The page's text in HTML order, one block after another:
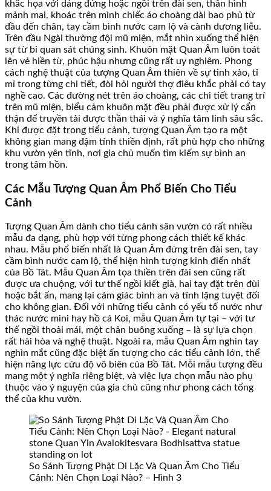
khắc họa với dáng đứng hoặc ngồi trên đài sen, thân hình
mảnh mai, khoác trên mình chiếc áo choàng dài bao phủ từ
đầu đến chân, tay cầm bình nước cam lộ và cành dương liễu.
Trên đầu Ngài thường đội mũ miện, mắt nhìn xuống thể hiện
sự từ bi quan sát chúng sinh. Khuôn mặt Quan Âm luôn toát
lên vẻ hiền từ, phúc hậu nhưng cũng rất uy nghiêm. Phong
cách nghệ thuật của tượng Quan Âm thiên về sự tinh xảo, tỉ
mỉ trong từng chi tiết, đòi hỏi người thợ điêu khắc phải có tay
nghề cao. Các đường nét trên áo choàng, các chi tiết trang trí
trên mũ miện, biểu cảm khuôn mặt đều phải được xử lý cẩn
thận để truyền tải được thần thái và ý nghĩa tâm linh sâu sắc.
Khi được đặt trong tiểu cảnh, tượng Quan Âm tạo ra một
không gian mang đậm tính thiền định, rất phù hợp cho những
khu vườn yên tĩnh, nơi gia chủ muốn tìm kiếm sự bình an
trong tâm hồn.
Các Mẫu Tượng Quan Âm Phổ Biến Cho Tiểu
Cảnh
Tượng Quan Âm dành cho tiểu cảnh sân vườn có rất nhiều
mẫu đa dạng, phù hợp với từng phong cách thiết kế khác
nhau. Mẫu phổ biến nhất là Quan Âm đứng trên đài sen, tay
cầm bình nước cam lộ, thể hiện hình tượng kinh điển nhất
của Bồ Tát. Mẫu Quan Âm tọa thiền trên đài sen cũng rất
được ưa chuộng, với tư thế ngồi kiết già, hai tay đặt trên đùi
hoặc bắt ấn, mang lại cảm giác bình an và tĩnh lặng tuyệt đối
cho không gian. Đối với những tiểu cảnh có yếu tố nước như
thác nước mini hay hồ cá Koi, mẫu Quan Âm tự tại – với tư
thế ngồi thoải mái, một chân buông xuống – là sự lựa chọn
rất hài hòa và nghệ thuật. Ngoài ra, mẫu Quan Âm nghìn tay
nghìn mắt cũng đặc biệt ấn tượng cho các tiểu cảnh lớn, thể
hiện năng lực cứu độ vô biên của Bồ Tát. Mỗi mẫu tượng đều
mang một ý nghĩa riêng biệt, và việc lựa chọn mẫu nào phụ
thuộc vào ý nguyện của gia chủ cũng như phong cách tổng
thể của khu vườn.
So Sánh Tượng Phật Di Lặc Và Quan Âm Cho Tiểu
Cảnh: Nên Chọn Loại Nào? – Hình 3